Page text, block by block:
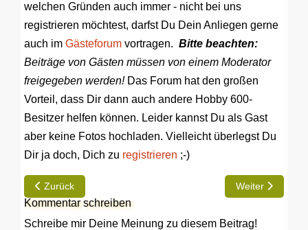
welchen Gründen auch immer - nicht bei uns
registrieren möchtest, darfst Du Dein Anliegen gerne
auch im Gästeforum vortragen. Bitte beachten:
Beiträge von Gästen müssen von einem Moderator
freigegeben werden! Das Forum hat den großen
Vorteil, dass Dir dann auch andere Hobby 600-
Besitzer helfen können. Leider kannst Du als Gast
aber keine Fotos hochladen. Vielleicht überlegst Du
Dir ja doch, Dich zu registrieren ;-)
Vorheriger Beitrag: Meine Registrierung bei Hobby600.de
Zurück Nächster
Weiter
Kommentar schreiben
Schreibe mir Deine Meinung zu diesem Beitrag!